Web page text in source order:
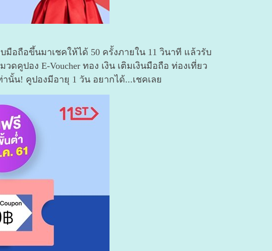
มือถือขึ้นมาเชคให้ได้ 50 ครั้งภายใน 11 วินาที แล้วรับ
คูปอง E-Voucher ทอง เงิน เติมเงินมือถือ ท่องเที่ยว
นั้น! คูปองมีอายุ 1 วัน อยากได้...เชคเลย